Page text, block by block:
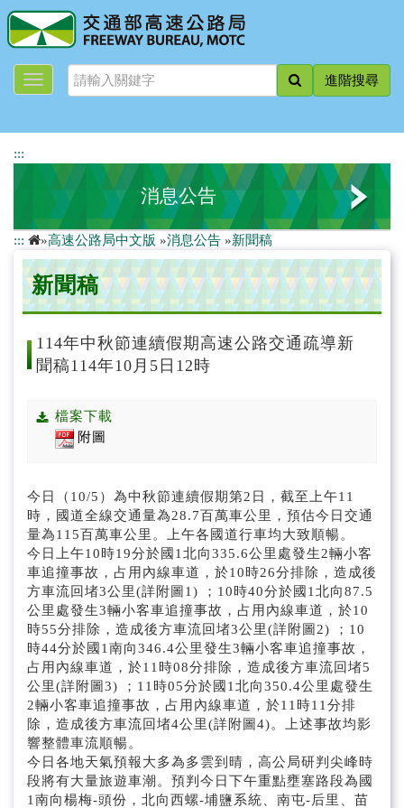
跳
到
主
進階搜尋
:::
消息公告
最新消息
新聞稿
道路封閉資訊
活動快遞
公告/公文附件
招標資訊
國道即時路況(另開新視窗)
::: »高速公路局中文版 »消息公告 »新聞稿
新聞稿
114年中秋節連續假期高速公路交通疏導新
聞稿114年10月5日12時
檔案下載
附圖
今日（10/5）為中秋節連續假期第2日，截至上午11
時，國道全線交通量為28.7百萬車公里，預估今日交通
量為115百萬車公里。上午各國道行車均大致順暢。
今日上午10時19分於國1北向335.6公里處發生2輛小客
車追撞事故，占用內線車道，於10時26分排除，造成後
方車流回堵3公里(詳附圖1) ；10時40分於國1北向87.5
公里處發生3輛小客車追撞事故，占用內線車道，於10
時55分排除，造成後方車流回堵3公里(詳附圖2) ；10
時44分於國1南向346.4公里發生3輛小客車追撞事故，
占用內線車道，於11時08分排除，造成後方車流回堵5
公里(詳附圖3) ；11時05分於國1北向350.4公里處發生
2輛小客車追撞事故，占用內線車道，於11時11分排
除，造成後方車流回堵4公里(詳附圖4)。上述事故均影
響整體車流順暢。
今日各地天氣預報大多為多雲到晴，高公局研判尖峰時
段將有大量旅遊車潮。預判今日下午重點壅塞路段為國
1南向楊梅-頭份，北向西螺-埔鹽系統、南屯-后里、苗